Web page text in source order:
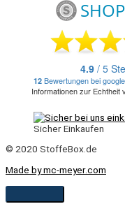
Sicher Einkaufen
© 2020 StoffeBox.de
Made by mc-meyer.com